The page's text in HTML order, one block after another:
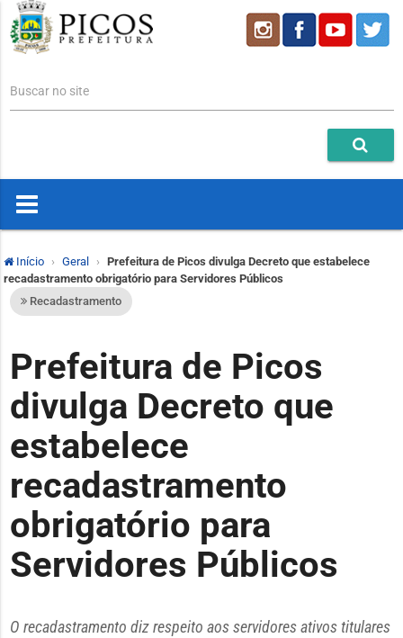
Buscar no site
Início Geral
Prefeitura de Picos divulga Decreto que estabelece
recadastramento obrigatório para Servidores Públicos
Recadastramento
Prefeitura de Picos
divulga Decreto que
estabelece
recadastramento
obrigatório para
Servidores Públicos
O recadastramento diz respeito aos servidores ativos titulares